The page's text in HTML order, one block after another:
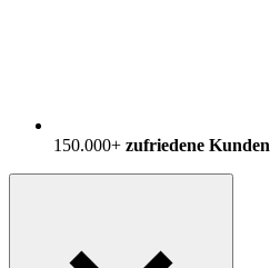
150.000+ zufriedene Kunden